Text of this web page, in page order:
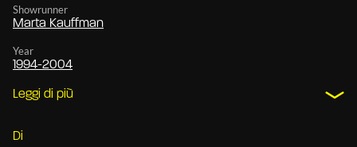
Showrunner
Marta Kauffman
Year
1994-2004
Leggi di più
Di